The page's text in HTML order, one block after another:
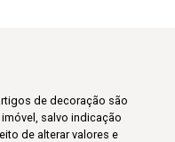
de decoração são
salvo indicação
de alterar valores e